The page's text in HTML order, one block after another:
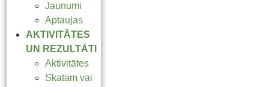
Jaunumi
Aptaujas
AKTIVITĀTES
UN REZULTĀTI
Aktivitātes
Skatam vai